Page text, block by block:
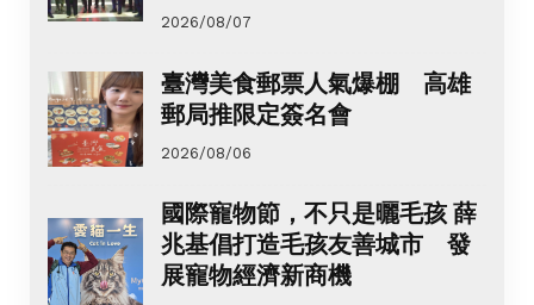
2026/08/07
臺灣美食郵票人氣爆棚 高雄
郵局推限定簽名會
2026/08/06
國際寵物節，不只是曬毛孩 薛
兆基倡打造毛孩友善城市 發
展寵物經濟新商機